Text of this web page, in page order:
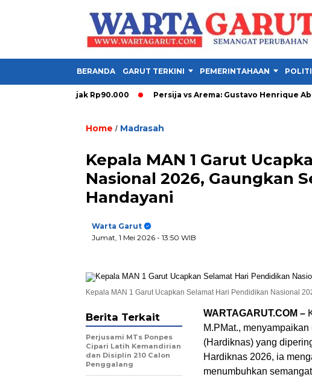
BERANDA GARUT TERKINI PEMERINTAHAAN
Melonjak Rp90.000 Persija vs Arema: Gustavo Henrique Absen,
Home / Madrasah
Kepala MAN 1 Garut
Nasional 2026, Gaungkan
Handayani
Warta Garut
Jumat, 1 Mei 2026 - 13:50 WIB
Kepala MAN 1 Garut Ucapkan Selamat Hari Pendidikan Nasional
WARTAGARUT.COM –
M.PMat.,
(Hardiknas) yang
Hardiknas 2026, ia
menumbuhkan
Berita Terkait
Perjusami MTs Ponpes
Cipari Latih Kemandirian
dan Disiplin 210 Calon
Penggalang